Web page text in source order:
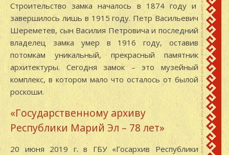
Строительство замка началось в 1874 году и
завершилось лишь в 1915 году. Петр Васильевич
Шереметев, сын Василия Петровича и последний
владелец замка умер в 1916 году, оставив
потомкам уникальный, прекрасный памятник
архитектуры. Сегодня замок – это музейный
комплекс, в котором мало что осталось от былой
роскоши.
«Государственному архиву
Республики Марий Эл – 78 лет»
20 июня 2019 г. в ГБУ «Госархив Республики